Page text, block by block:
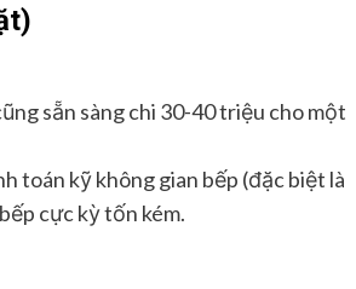
sẵn sàng chi 30-40 triệu cho một
toán kỹ không gian bếp (đặc biệt là
cực kỳ tốn kém.